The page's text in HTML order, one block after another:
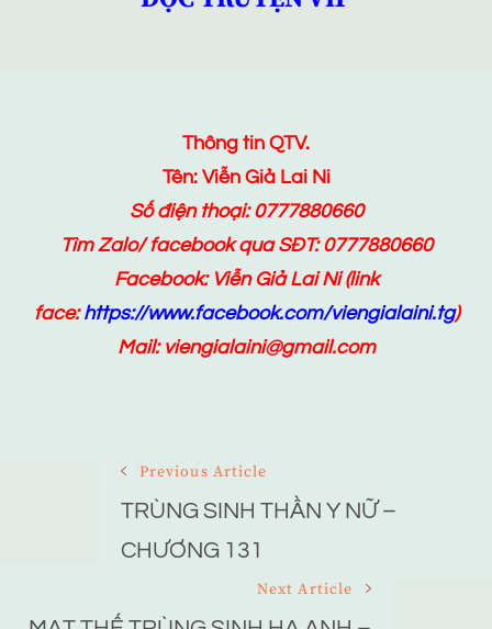
Thông tin QTV.
Tên: Viễn Giả Lai Ni
Số điện thoại: 0777880660
Tìm Zalo/ facebook qua SĐT: 0777880660
Facebook: Viễn Giả Lai Ni(link
face:https://www.facebook.com/viengialaini.tg)
Mail: viengialaini@gmail.com
Navigation
Previous Article
TRÙNG SINH THẦN Y NỮ –
CHƯƠNG 131
Next Article